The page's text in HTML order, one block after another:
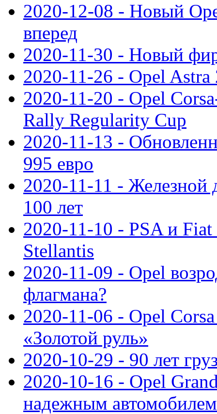
2020-12-08 - Новый
вперед
2020-11-30 - Новый
2020-11-26 - Opel Astra
2020-11-20 - Opel
Rally Regularity Cup
2020-11-13 -
995 евро
2020-11-11 - Железной
100 лет
2020-11-10 - PSA и Fiat
Stellantis
2020-11-09 - Opel
флагмана?
2020-11-06 - Opel
«Золотой руль»
2020-10-29 - 90 лет
2020-10-16 - Opel
надежным автомобилем